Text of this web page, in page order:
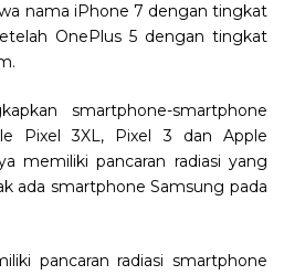
nama iPhone 7 dengan tingkat
OnePlus 5 dengan tingkat
smartphone-smartphone
Pixel 3XL, Pixel 3 dan Apple
memiliki pancaran radiasi yang
ada smartphone Samsung pada
pancaran radiasi smartphone